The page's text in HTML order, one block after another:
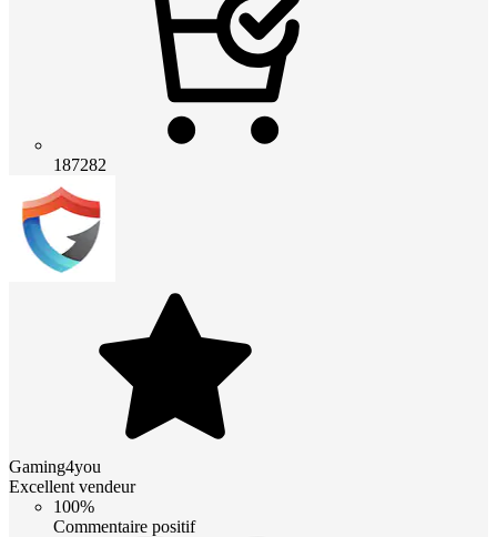
187282
Gaming4you
Excellent vendeur
100%
Commentaire positif